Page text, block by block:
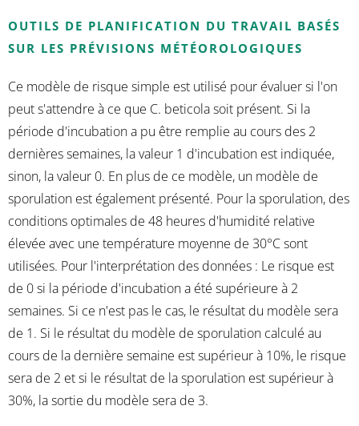
OUTILS DE PLANIFICATION DU TRAVAIL BASÉS
SUR LES PRÉVISIONS MÉTÉOROLOGIQUES
Ce modèle de risque simple est utilisé pour évaluer si l'on
peut s'attendre à ce que C. beticola soit présent. Si la
période d'incubation a pu être remplie au cours des 2
dernières semaines, la valeur 1 d'incubation est indiquée,
sinon, la valeur 0. En plus de ce modèle, un modèle de
sporulation est également présenté. Pour la sporulation, des
conditions optimales de 48 heures d'humidité relative
élevée avec une température moyenne de 30°C sont
utilisées. Pour l'interprétation des données : Le risque est
de 0 si la période d'incubation a été supérieure à 2
semaines. Si ce n'est pas le cas, le résultat du modèle sera
de 1. Si le résultat du modèle de sporulation calculé au
cours de la dernière semaine est supérieur à 10%, le risque
sera de 2 et si le résultat de la sporulation est supérieur à
30%, la sortie du modèle sera de 3.